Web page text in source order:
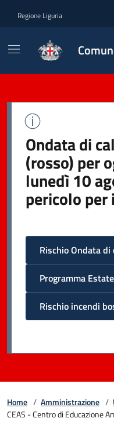
Regione Liguria
Ondata di
(rosso) per
lunedì 10
pericolo per
Rischio Ondata di
Programma
Rischio incendi
Home / Amministrazione /
CEAS - Centro di Educazione